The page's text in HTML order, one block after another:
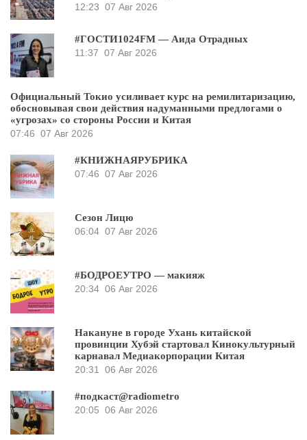
12:23 07 Авг 2026
#ГОСТИ1024FM — Аида Отрадных
11:37 07 Авг 2026
Официальный Токио усиливает курс на ремилитаризацию,
обосновывая свои действия надуманными предлогами о
«угрозах» со стороны России и Китая
07:46 07 Авг 2026
#КНИЖНАЯРУБРИКА
07:46 07 Авг 2026
Сезон Лицю
06:04 07 Авг 2026
#БОДРОЕУТРО — макияж
20:34 06 Авг 2026
Накануне в городе Ухань китайской
провинции Хубэй стартовал Кинокультурный
карнавал Медиакорпорации Китая
20:31
06 Авг 2026
#подкаст@radiometro
20:05 06 Авг 2026